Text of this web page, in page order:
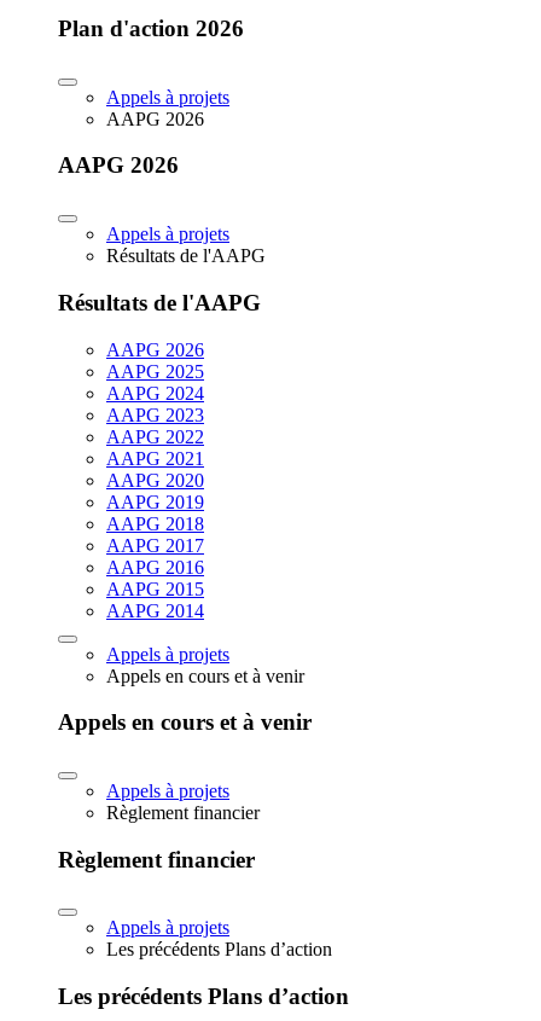
Plan d'action 2026
Appels à projets
AAPG 2026
AAPG 2026
Appels à projets
Résultats de l'AAPG
Résultats de l'AAPG
AAPG 2026
AAPG 2025
AAPG 2024
AAPG 2023
AAPG 2022
AAPG 2021
AAPG 2020
AAPG 2019
AAPG 2018
AAPG 2017
AAPG 2016
AAPG 2015
AAPG 2014
Appels à projets
Appels en cours et à venir
Appels en cours et à venir
Appels à projets
Règlement financier
Règlement financier
Appels à projets
Les précédents Plans d’action
Les précédents Plans d’action